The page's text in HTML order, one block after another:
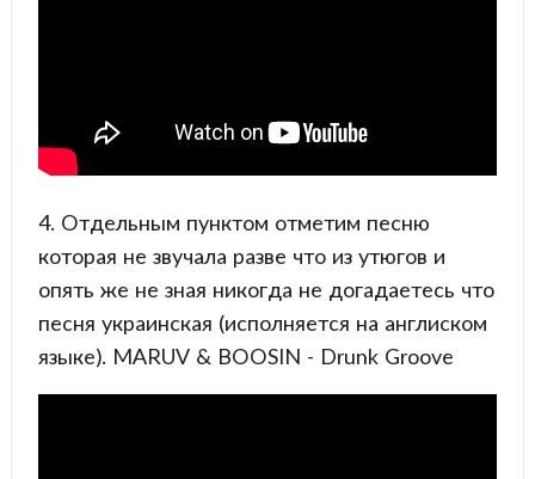
4. Отдельным пунктом отметим песню
которая не звучала разве что из утюгов и
опять же не зная никогда не догадаетесь что
песня украинская (исполняется на англиском
языке). MARUV & BOOSIN - Drunk Groove